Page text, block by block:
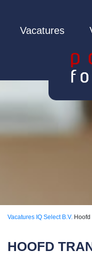
Vacatures
Vacatures IQ Select B.V.
HOOFD